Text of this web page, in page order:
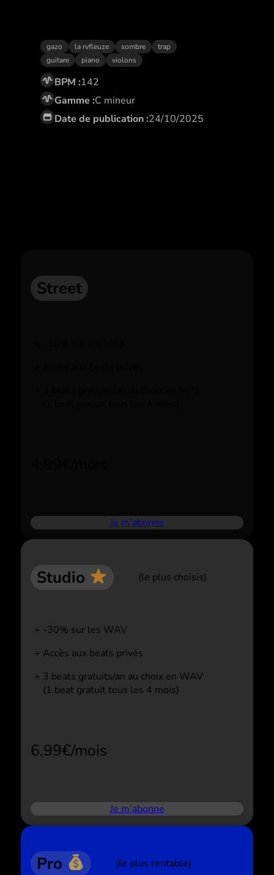
gazo la rvfleuze sombre
trap
guitare
piano violons
BPM :142
Gamme :C mineur
Date de publication :24/10/2025
Street
Je m’abonne
Studio (le plus choisis)
-30% sur les WAV
Accès aux beats privés
3 beats gratuits/an au choix en WAV
(1 beat gratuit tous les 4 mois)
6,99€/mois
Je m’abonne
Pro (le plus rentable)